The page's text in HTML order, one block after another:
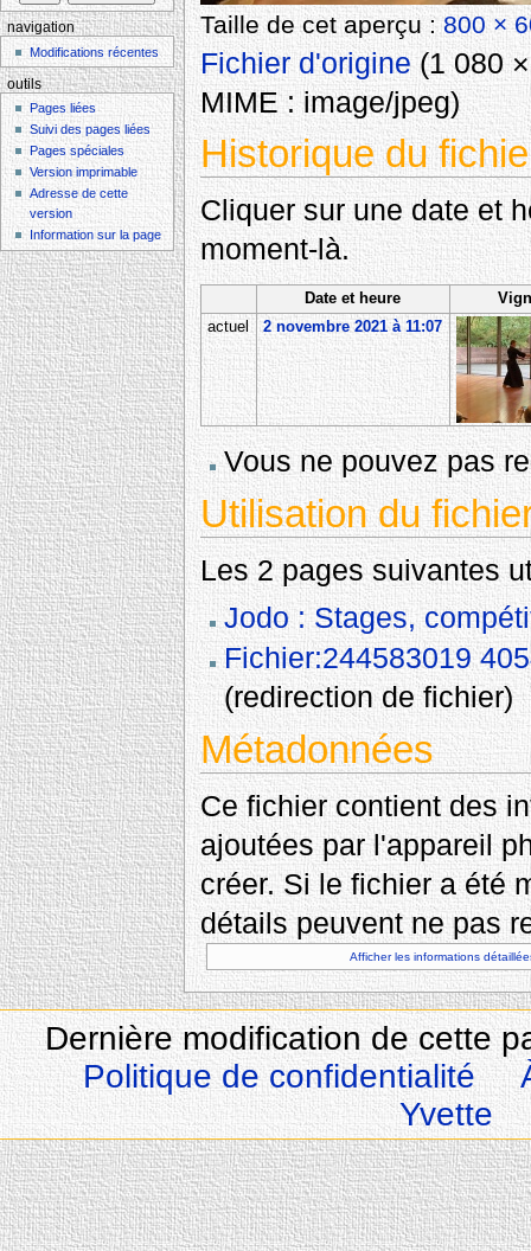
Taille de cet aperçu :800 ×
Fichier d'origine‎(1 080
MIME :image/jpeg)
Historique du
Cliquer sur une date et
moment-là.
Date et heure
actuel
2 novembre 2021 à 11:07
Vous ne pouvez pas
Utilisation du
Les 2 pages suivantes
Jodo : Stages,
Fichier:244583019
(redirection de fichier)
Métadonnées
Ce fichier contient des
ajoutées par l'appareil
créer. Si le fichier a été
détails peuvent ne pas
Afficher les informations
navigation
Modifications récentes
outils
Pages liées
Suivi des pages liées
Pages spéciales
Version imprimable
Adresse de cette
version
Information sur la page
Dernière modification de cette
Politique de confidentialité
Yvette